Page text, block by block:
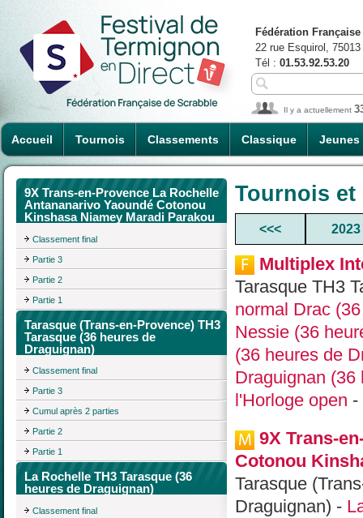
Accueil Tournois Classements Classique Jeunes
Fédération
22 rue Esquirol,
Tél : 01.53.92.53.20
Il y a actuellement
9X Trans-en-Provence La Rochelle
Antananarivo Yaoundé Cotonou
Kinshasa Niamey Maradi Parakou
Classement final
Partie 3
Partie 2
Partie 1
Tarasque (Trans-en-Provence) TH3
Tarasque (36 heures de
Draguignan)
Classement final
Partie 3
Cumul après 2 parties
Partie 2
Partie 1
La Rochelle TH3 Tarasque (36
heures de Draguignan)
Classement final
Tournois
<<< 2023
Multiplex
Tarasque TH3
normal Drac
Nessie (36
(36 heures de
Draguignan (36
l'Horloge open -
9X Trans-
Cotonou
Tarasque
Draguignan) -